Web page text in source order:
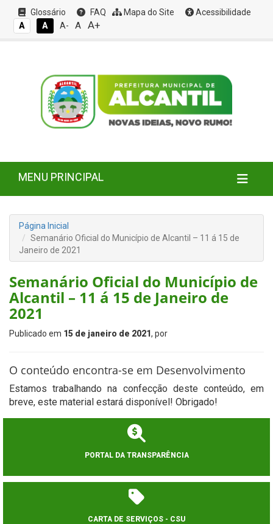
Glossário FAQ Mapa do Site
Acessibilidade
A
A A- A A+
MENU PRINCIPAL
Página Inicial
Semanário Oficial do Município de Alcantil – 11 á 15 de
Janeiro de 2021
Semanário Oficial do Município de
Alcantil – 11 á 15 de Janeiro de
2021
Publicado em 15 de janeiro de 2021, por
O conteúdo encontra-se em Desenvolvimento
Estamos trabalhando na confecção deste conteúdo, em
breve, este material estará disponível! Obrigado!
PORTAL DA TRANSPARÊNCIA
CARTA DE SERVIÇOS - CSU